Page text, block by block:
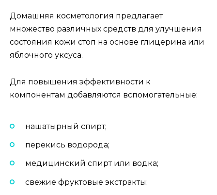
Домашняя косметология предлагает
множество различных средств для улучшения
состояния кожи стоп на основе глицерина или
яблочного уксуса.
Для повышения эффективности к
компонентам добавляются вспомогательные:
нашатырный спирт;
перекись водорода;
медицинский спирт или водка;
свежие фруктовые экстракты;